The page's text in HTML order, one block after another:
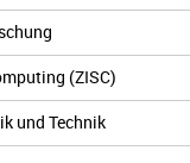
(ZISC)
und Technik